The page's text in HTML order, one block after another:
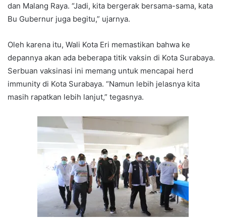
dan Malang Raya. “Jadi, kita bergerak bersama-sama, kata
Bu Gubernur juga begitu,” ujarnya.
Oleh karena itu, Wali Kota Eri memastikan bahwa ke
depannya akan ada beberapa titik vaksin di Kota Surabaya.
Serbuan vaksinasi ini memang untuk mencapai herd
immunity di Kota Surabaya. “Namun lebih jelasnya kita
masih rapatkan lebih lanjut,” tegasnya.